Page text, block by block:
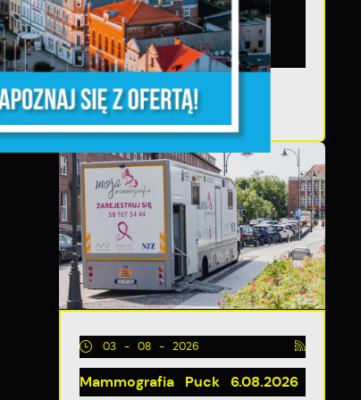
spotkanie konsultacyjne,
poświęcone powołaniu...
03 - 08 - 2026
Mammografia Puck 6.08.2026